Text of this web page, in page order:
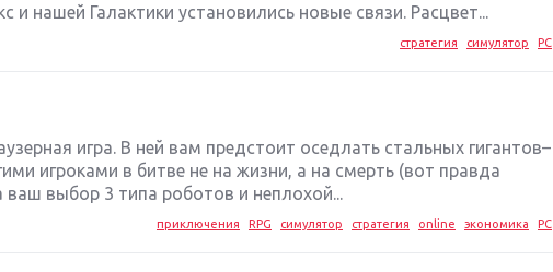
и нашей Галактики установились новые связи. Расцвет...
стратегия симулятор PC
игра. В ней вам предстоит оседлать стальных гигантов–
игроками в битве не на жизни, а на смерть (вот правда
выбор 3 типа роботов и неплохой...
приключения RPG симулятор стратегия online экономика PC